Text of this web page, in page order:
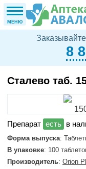
МЕНЮ
8
Сталево таб.
в
Форма выпуска:
В упаковке: 100
Производитель: Orion